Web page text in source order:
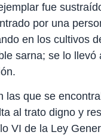
fue
por una
en los cultivos
sarna; se lo llevó
las que se
al trato digno y
VI de la Ley